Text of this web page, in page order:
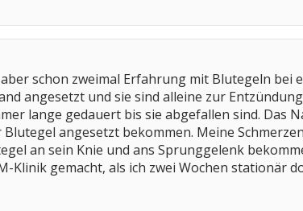
schon zweimal Erfahrung mit Blutegeln bei
angesetzt und sie sind alleine zur
lange gedauert bis sie abgefallen sind. Das
angesetzt bekommen. Meine
an sein Knie und ans Sprunggelenk
Klinik gemacht, als ich zwei Wochen stationär